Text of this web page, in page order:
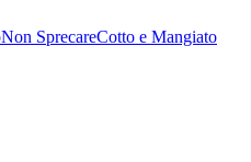
Non SprecareCotto e Mangiato